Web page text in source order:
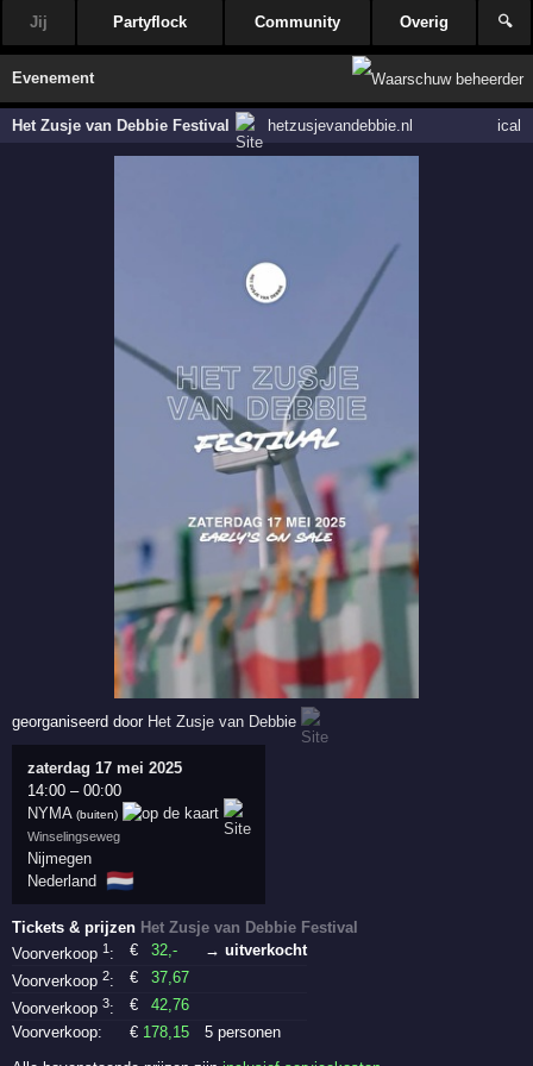
Jij Partyflock Community Overig 🔍
Evenement
Het Zusje van Debbie Festival hetzusjevandebbie.nl ical
georganiseerd door Het Zusje van Debbie
zaterdag 17 mei 2025
14:00 –00:00
NYMA (buiten)
Winselingseweg
Nijmegen
Nederland
🇳🇱
Tickets & prijzen Het Zusje van Debbie Festival
Voorverkoop1 : € 32,-
→ uitverkocht
Voorverkoop2: € 37,67
Voorverkoop3: € 42,76
Voorverkoop:
€ 178,15
5 personen